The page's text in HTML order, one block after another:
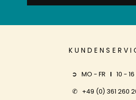
➲ MO - FR I 10 - 16
✆ +49 (0) 361 260